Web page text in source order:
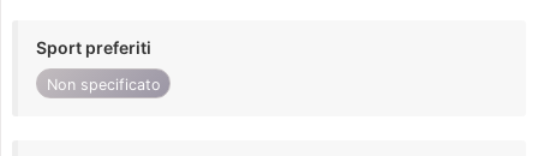
Sport preferiti
Non specificato